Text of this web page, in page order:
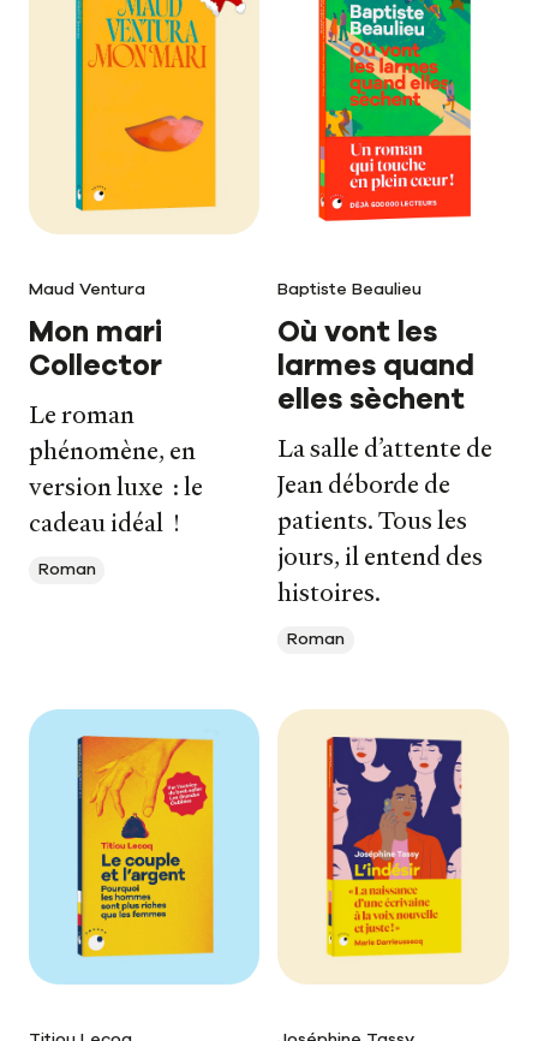
Notre journal
Le carnet de lecture
Maud Ventura
Mon mari
Collector
Le roman
phénomène, en
version luxe : le
cadeau idéal !
Roman
Baptiste Beaulieu
Où vont les
larmes quand
elles sèchent
La salle d’attente de
Jean déborde de
patients. Tous les
jours, il entend des
histoires.
Roman